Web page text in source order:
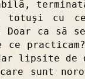
cu ce
Doar ca să
ce
lipsite de
sunt